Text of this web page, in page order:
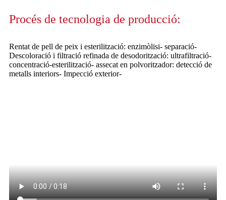
Procés de tecnologia de producció:
Rentat de pell de peix i esterilització: enzimòlisi- separació-
Descoloració i filtració refinada de desodorització: ultrafiltració-
concentració-esterilització- assecat en polvoritzador: detecció de
metalls interiors- Impecció exterior-